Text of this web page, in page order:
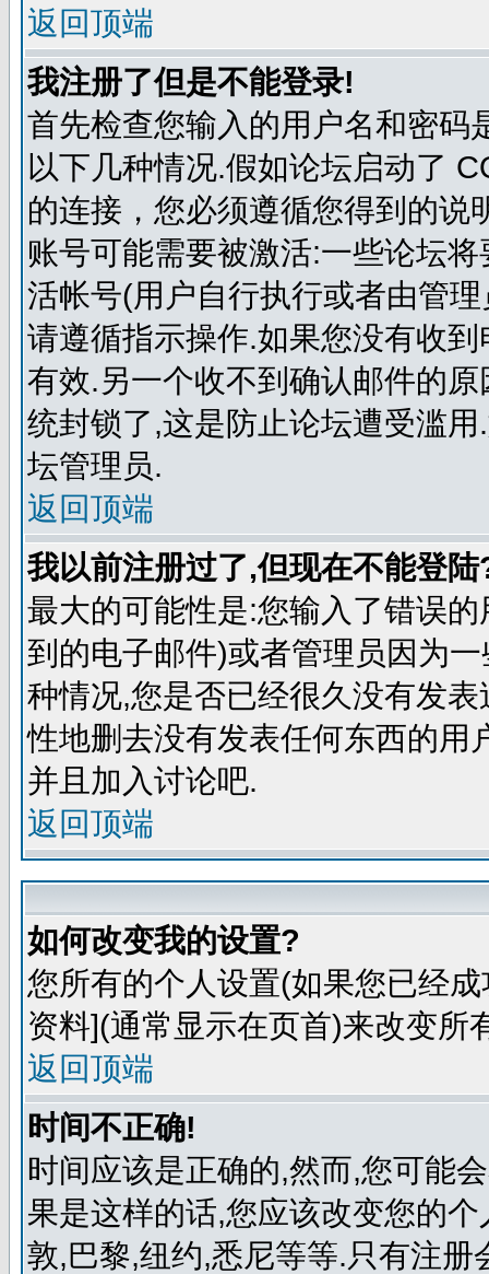
返回顶端
我注册了但是不能登录!
首先检查您输入的用户名和密码
以下几种情况.假如论坛启动了
的连接，您必须遵循您得到的说
账号可能需要被激活:一些论坛
活帐号(用户自行执行或者由管
请遵循指示操作.如果您没有收
有效.另一个收不到确认邮件的
统封锁了,这是防止论坛遭受滥
坛管理员.
返回顶端
我以前注册过了,但现在不能登
最大的可能性是:您输入了错误
到的电子邮件)或者管理员因为
种情况,您是否已经很久没有发
性地删去没有发表任何东西的用
并且加入讨论吧.
返回顶端
如何改变我的设置?
您所有的个人设置(如果您已经
资料](通常显示在页首)来改变所
返回顶端
时间不正确!
时间应该是正确的,然而,您可能
果是这样的话,您应该改变您的
敦,巴黎,纽约,悉尼等等.只有注